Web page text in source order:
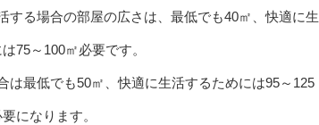
する場合の部屋の広さは、最低でも40㎡、快適に生
75～100㎡必要です。
は最低でも50㎡、快適に生活するためには95～125
になります。